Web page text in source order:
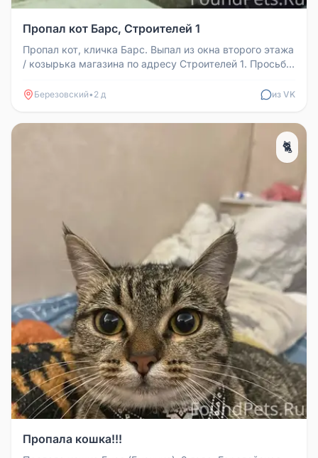
Пропал кот Барс, Строителей 1
Пропал кот, кличка Барс. Выпал из окна второго этажа
/ козырька магазина по адресу Строителей 1. Просьба
Березовский• 2 д из VK
🐈
Пропала кошка!!!